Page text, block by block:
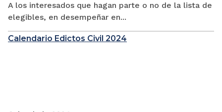
A los interesados que hagan parte o no de la lista de
elegibles, en desempeñar en...
Calendario Edictos Civil 2024